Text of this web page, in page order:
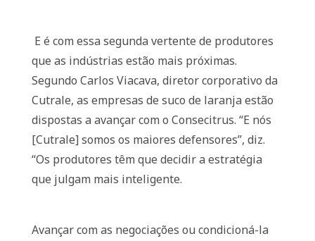
E é com essa segunda vertente de produtores
que as indústrias estão mais próximas.
Segundo Carlos Viacava, diretor corporativo da
Cutrale, as empresas de suco de laranja estão
dispostas a avançar com o Consecitrus. “E nós
[Cutrale] somos os maiores defensores”, diz.
“Os produtores têm que decidir a estratégia
que julgam mais inteligente.
Avançar com as negociações ou condicioná-la